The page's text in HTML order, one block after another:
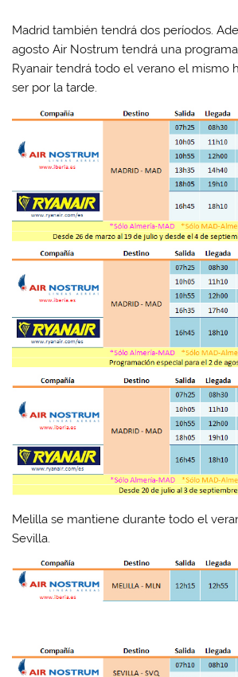
Madrid también tendrá dos períodos.
agosto Air Nostrum tendrá una
Ryanair tendrá todo el verano el mismo
ser por la tarde.
Melilla se mantiene durante todo el
Sevilla.